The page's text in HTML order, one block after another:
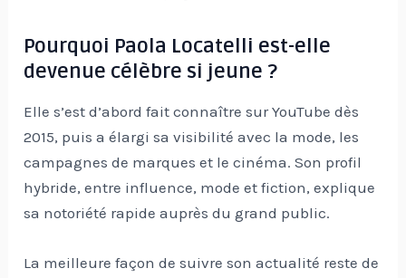
Pourquoi Paola Locatelli est-elle
devenue célèbre si jeune ?
Elle s’est d’abord fait connaître sur YouTube dès
2015, puis a élargi sa visibilité avec la mode, les
campagnes de marques et le cinéma. Son profil
hybride, entre influence, mode et fiction, explique
sa notoriété rapide auprès du grand public.
La meilleure façon de suivre son actualité reste de